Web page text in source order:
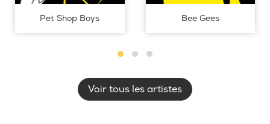
Pet Shop Boys Bee Gees
Voir tous les artistes